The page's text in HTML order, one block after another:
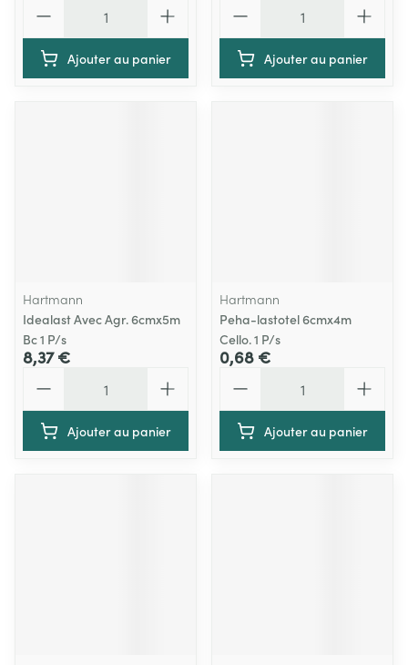
Ajouter au panier Ajouter au panier
Hartmann
Idealast Avec Agr. 6cmx5m
Bc 1 P/s
8,37 €
Ajouter au panier
Hartmann
Peha-lastotel 6cmx4m
Cello. 1 P/s
0,68 €
Ajouter au panier